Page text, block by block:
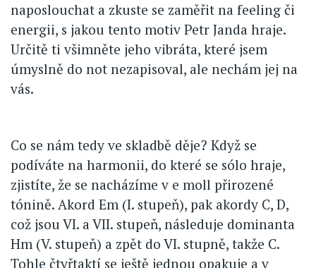
naposlouchat a zkuste se zaměřit na feeling či
energii, s jakou tento motiv Petr Janda hraje.
Určitě ti všimněte jeho vibráta, které jsem
úmyslně do not nezapisoval, ale nechám jej na
vás.
Co se nám tedy ve skladbě děje? Když se
podíváte na harmonii, do které se sólo hraje,
zjistíte, že se nacházíme v e moll přirozené
tónině. Akord Em (I. stupeň), pak akordy C, D,
což jsou VI. a VII. stupeň, následuje dominanta
Hm (V. stupeň) a zpět do VI. stupně, takže C.
Tohle čtyřtaktí se ještě jednou opakuje a v